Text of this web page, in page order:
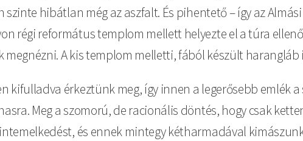
hibátlan még az aszfalt. És pihentető – így az
régi református templom mellett helyezte el a túra
megnézni. A kis templom melletti, fából készült
kifulladva érkeztünk meg, így innen a legerősebb emlék
Meg a szomorú, de racionális döntés, hogy csak
és ennek mintegy kétharmadával